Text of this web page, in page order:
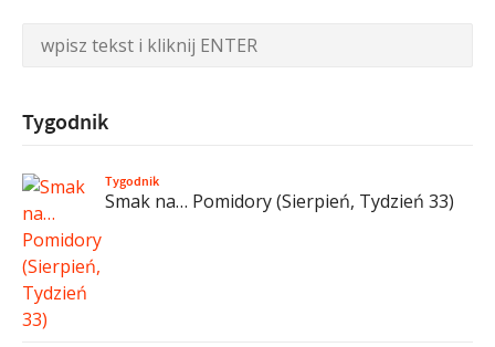
Tygodnik
Tygodnik
Smak na… Pomidory (Sierpień, Tydzień 33)